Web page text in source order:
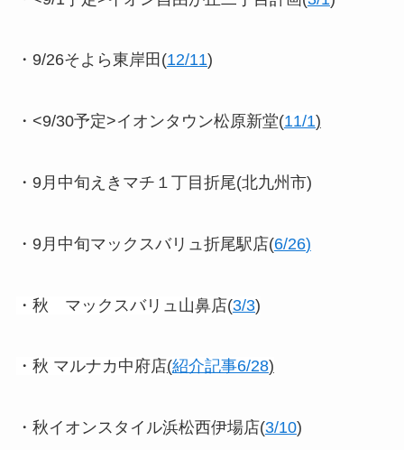
・9/26そよら東岸田(12/11)
・<9/30予定>イオンタウン松原新堂(11/1)
・9月中旬えきマチ１丁目折尾(北九州市)
・9月中旬マックスバリュ折尾駅店(6/26)
・秋 マックスバリュ山鼻店(3/3)
・秋 マルナカ中府店(紹介記事6/28)
・秋イオンスタイル浜松西伊場店(3/10)